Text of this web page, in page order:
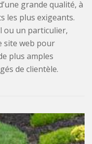
grande qualité, à
les plus exigeants.
ou un particulier,
site web pour
plus amples
de clientèle.